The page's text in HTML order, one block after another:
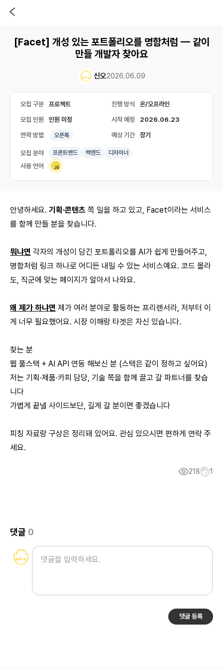
[Facet] 개성 있는 포트폴리오를 명함처럼 — 같이
만들 개발자 찾아요
신오2026.06.09
모집 구분 프로젝트 진행 방식 온/오프라인
모집 인원 인원 미정 시작 예정 2026.06.23
연락 방법 오픈톡 예상 기간 장기
모집 분야 프론트엔드 백엔드 디자이너
사용 언어
안녕하세요. 기획·콘텐츠 쪽 일을 하고 있고, Facet이라는 서비스
를 함께 만들 분을 찾습니다.
뭐냐면 각자의 개성이 담긴 포트폴리오를 AI가 쉽게 만들어주고,
명함처럼 링크 하나로 어디든 내밀 수 있는 서비스예요. 코드 몰라
도, 직군에 맞는 페이지가 알아서 나와요.
왜 제가 하냐면 제가 여러 분야로 활동하는 프리랜서라, 저부터 이
게 너무 필요했어요. 시장 이해랑 타겟은 자신 있습니다.
찾는 분
웹 풀스택 + AI API 연동 해보신 분 (스택은 같이 정하고 싶어요)
저는 기획·제품·카피 담당, 기술 쪽을 함께 끌고 갈 파트너를 찾습
니다
가볍게 끝낼 사이드보단, 길게 갈 분이면 좋겠습니다
피칭 자료랑 구상은 정리돼 있어요. 관심 있으시면 편하게 연락 주
세요.
218 1
댓글 0
댓글 등록